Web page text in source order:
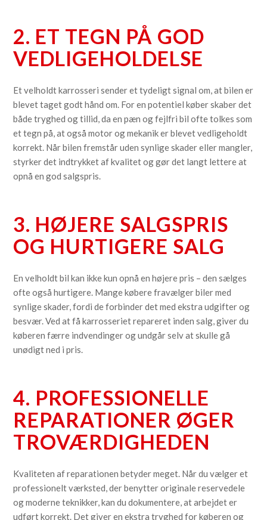
2. ET TEGN PÅ GOD
VEDLIGEHOLDELSE
Et velholdt karrosseri sender et tydeligt signal om, at bilen er
blevet taget godt hånd om. For en potentiel køber skaber det
både tryghed og tillid, da en pæn og fejlfri bil ofte tolkes som
et tegn på, at også motor og mekanik er blevet vedligeholdt
korrekt. Når bilen fremstår uden synlige skader eller mangler,
styrker det indtrykket af kvalitet og gør det langt lettere at
opnå en god salgspris.
3. HØJERE SALGSPRIS
OG HURTIGERE SALG
En velholdt bil kan ikke kun opnå en højere pris – den sælges
ofte også hurtigere. Mange købere fravælger biler med
synlige skader, fordi de forbinder det med ekstra udgifter og
besvær. Ved at få karrosseriet repareret inden salg, giver du
køberen færre indvendinger og undgår selv at skulle gå
unødigt ned i pris.
4. PROFESSIONELLE
REPARATIONER ØGER
TROVÆRDIGHEDEN
Kvaliteten af reparationen betyder meget. Når du vælger et
professionelt værksted, der benytter originale reservedele
og moderne teknikker, kan du dokumentere, at arbejdet er
udført korrekt. Det giver en ekstra tryghed for køberen og